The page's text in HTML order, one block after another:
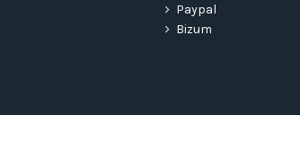
Paypal
Bizum